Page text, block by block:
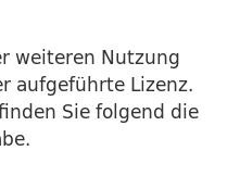
weiteren Nutzung
aufgeführte Lizenz.
Sie folgend die